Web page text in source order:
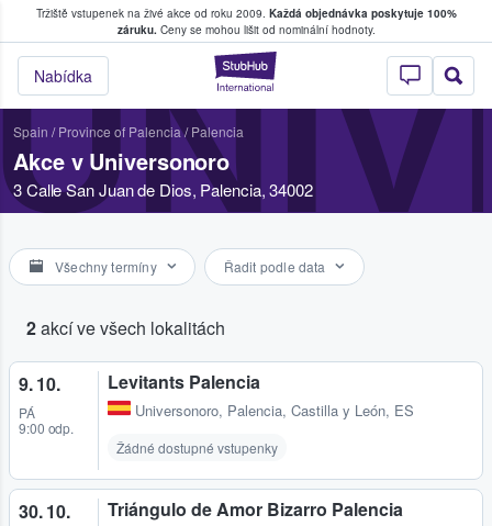
Tržiště vstupenek na živé akce od roku 2009. Každá objednávka poskytuje 100%
záruku.Ceny se mohou lišit od nominální hodnoty.
StubHub –
Nabídka
kde fanoušci kupují a prodávají vstupenky
Spain / Province of Palencia/ Palencia
Akce v Universonoro
3 Calle San Juan de Dios, Palencia, 34002
Všechny termíny Řadit podle data
2akcí ve všech lokalitách
9. 10.
PÁ
9:00 odp.
Levitants Palencia
Universonoro, Palencia, Castilla y León, ES
Žádné dostupné vstupenky
30. 10. Triángulo de Amor Bizarro Palencia